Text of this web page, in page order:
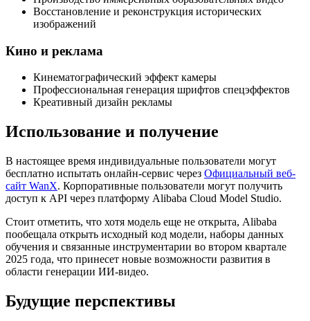
Восстановление и реконструкция исторических
изображений
Кино и реклама
Кинематографический эффект камеры
Профессиональная генерация шрифтов спецэффектов
Креативный дизайн рекламы
Использование и получение
В настоящее время индивидуальные пользователи могут
бесплатно испытать онлайн-сервис через Официальный веб-
сайт WanX. Корпоративные пользователи могут получить
доступ к API через платформу Alibaba Cloud Model Studio.
Стоит отметить, что хотя модель еще не открыта, Alibaba
пообещала открыть исходный код модели, наборы данных
обучения и связанные инструментарии во втором квартале
2025 года, что принесет новые возможности развития в
области генерации ИИ-видео.
Будущие перспективы